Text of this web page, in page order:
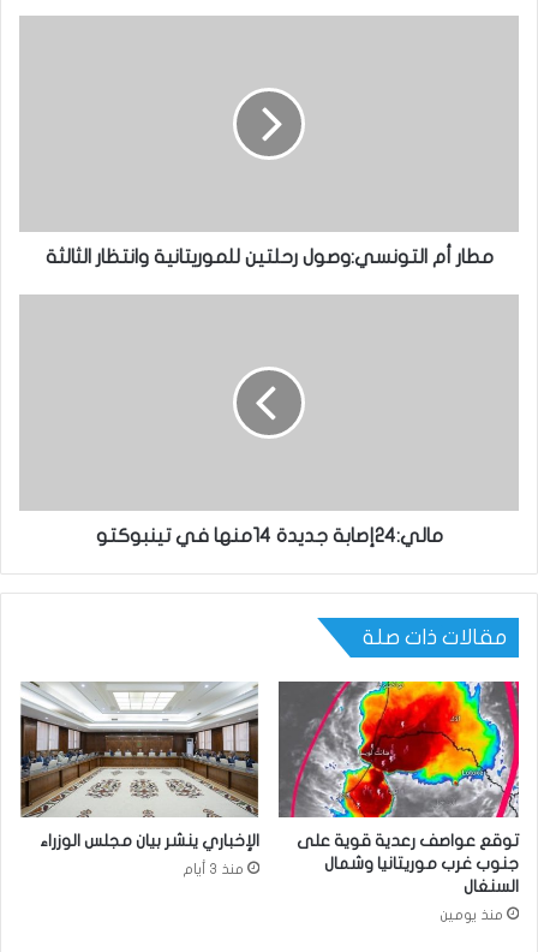
مطار أم التونسي:وصول رحلتين للموريتانية وانتظار الثالثة
مالي:24إصابة جديدة 14منها في تينبوكتو
مقالات ذات صلة
توقع عواصف رعدية قوية على
جنوب غرب موريتانيا وشمال
السنغال
منذ يومين
الإخباري ينشر بيان مجلس الوزراء
منذ 3 أيام